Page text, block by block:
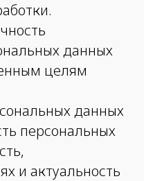
данных
целям
данных
персональных
и актуальность